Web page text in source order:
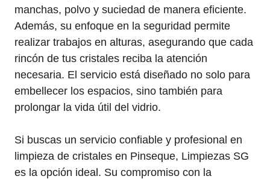
manchas, polvo y suciedad de manera eficiente.
Además, su enfoque en la seguridad permite
realizar trabajos en alturas, asegurando que cada
rincón de tus cristales reciba la atención
necesaria. El servicio está diseñado no solo para
embellecer los espacios, sino también para
prolongar la vida útil del vidrio.
Si buscas un servicio confiable y profesional en
limpieza de cristales en Pinseque, Limpiezas SG
es la opción ideal. Su compromiso con la